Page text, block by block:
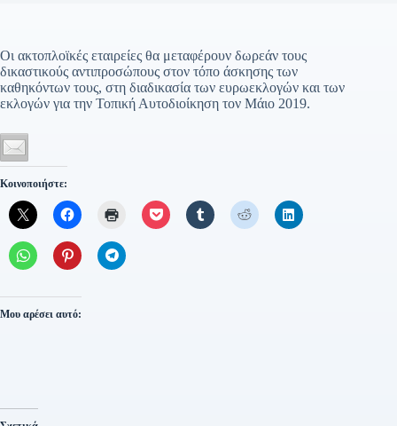
Οι ακτοπλοϊκές εταιρείες θα μεταφέρουν δωρεάν τους
δικαστικούς αντιπροσώπους στον τόπο άσκησης των
καθηκόντων τους, στη διαδικασία των ευρωεκλογών και των
εκλογών για την Τοπική Αυτοδιοίκηση τον Μάιο 2019.
Κοινοποιήστε:
Μου αρέσει αυτό: